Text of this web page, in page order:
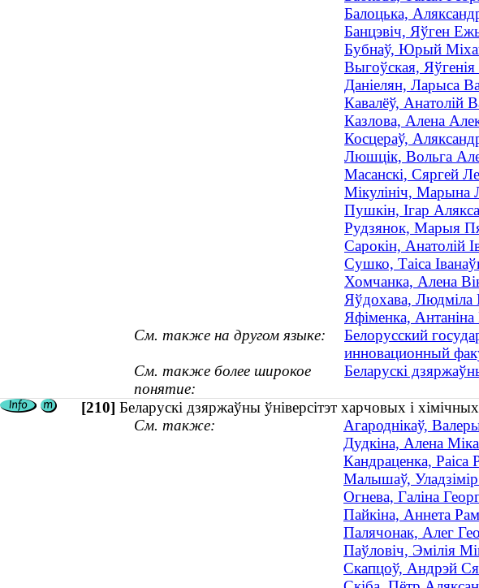
Балоцька,
Банцэвіч, Яўген
Бубнаў, Юрый
Выгоўская,
Даніелян, Ларыса
Кавалёў, Анатолій
Казлова, Алена
Косцераў,
Люшцік, Вольга
Масанскi, Сяргей
Мікулініч, Марына
Пушкін, Ігар
Рудзянок, Марыя
Сарокін, Анатолій
Сушко, Таіса
Хомчанка, Алена
Яўдохава, Людміла
Яфіменка,
См. также на другом языке:
Белорусский
инновационный
См. также более широкое
понятие:
Беларускі
[210] Беларускі дзяржаўны ўніверсітэт харчовых і
См. также:
Агароднiкаў,
Дудкiна, Алена
Кандраценка, Раіса
Малышаў, Уладзімір
Огнева, Галіна
Пайкіна, Аннета
Палячонак, Алег
Паўловіч, Эмілія
Скапцоў, Андрэй